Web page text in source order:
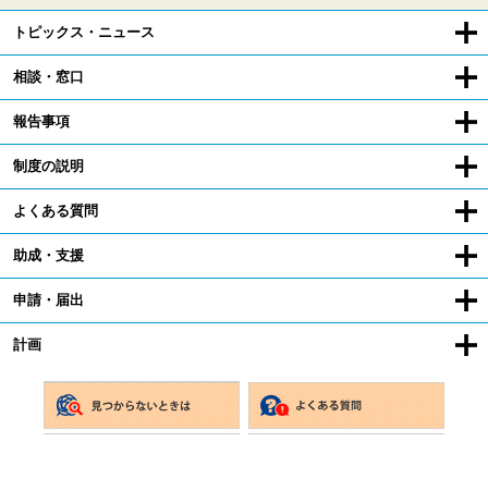
トピックス・ニュース
相談・窓口
報告事項
制度の説明
よくある質問
助成・支援
申請・届出
計画